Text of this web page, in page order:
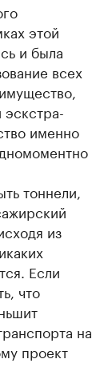
этой
и была
всех
именно
тоннели,
из
Если
что
на
проект